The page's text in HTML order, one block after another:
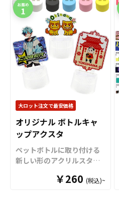
大ロット注文で最安価格
オリジナル ボトルキャ
ップアクスタ
ペットボトルに取り付ける
新しい形のアクリルスタン
タ」をお客様のオリジナル
￥260 (税込)~